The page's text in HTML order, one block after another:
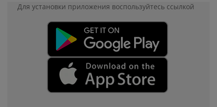
Для установки приложения воспользуйтесь ссылкой